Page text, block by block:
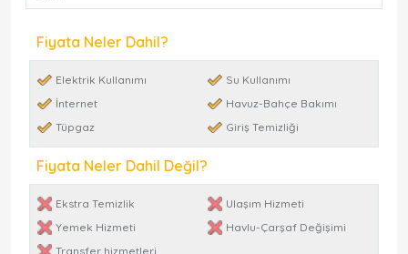
Fiyata Neler Dahil?
Elektrik Kullanımı
Su Kullanımı
İnternet
Havuz-Bahçe Bakımı
Tüpgaz
Giriş Temizliği
Fiyata Neler Dahil Değil?
Ekstra Temizlik
Ulaşım Hizmeti
Yemek Hizmeti
Havlu-Çarşaf Değişimi
Transfer hizmetleri